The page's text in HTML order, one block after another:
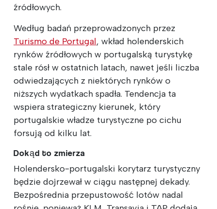
źródłowych.
Według badań przeprowadzonych przez
Turismo de Portugal, wkład holenderskich
rynków źródłowych w portugalską turystykę
stale rósł w ostatnich latach, nawet jeśli liczba
odwiedzających z niektórych rynków o
niższych wydatkach spadła. Tendencja ta
wspiera strategiczny kierunek, który
portugalskie władze turystyczne po cichu
forsują od kilku lat.
Dokąd to zmierza
Holendersko-portugalski korytarz turystyczny
będzie dojrzewał w ciągu następnej dekady.
Bezpośrednia przepustowość lotów nadal